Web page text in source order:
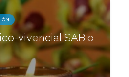
vivencial SABio